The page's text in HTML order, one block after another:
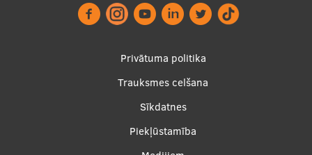
Privātuma politika
Trauksmes celšana
Sīkdatnes
Piekļūstamība